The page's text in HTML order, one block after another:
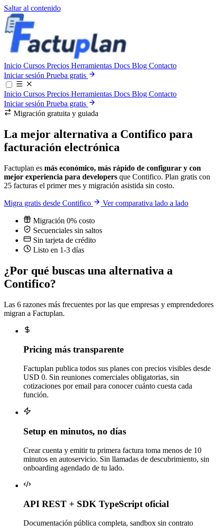
Saltar al contenido
Inicio Cursos Precios Herramientas Docs Blog Contacto
Iniciar sesión Prueba gratis
Inicio Cursos Precios Herramientas Docs Blog Contacto
Iniciar sesión Prueba gratis
Migración gratuita y guiada
La mejor alternativa a Contifico para
facturación electrónica
Factuplan es más económico, más rápido de configurar y con
mejor experiencia para developers que Contifico. Plan gratis con
25 facturas el primer mes y migración asistida sin costo.
Migra gratis desde Contifico Ver comparativa lado a lado
Migración 0% costo
Secuenciales sin saltos
Sin tarjeta de crédito
Listo en 1-3 días
¿Por qué buscas una alternativa a
Contifico?
Las 6 razones más frecuentes por las que empresas y emprendedores
migran a Factuplan.
Pricing más transparente
Factuplan publica todos sus planes con precios visibles desde
USD 0. Sin reuniones comerciales obligatorias, sin
cotizaciones por email para conocer cuánto cuesta cada
función.
Setup en minutos, no días
Crear cuenta y emitir tu primera factura toma menos de 10
minutos en autoservicio. Sin llamadas de descubrimiento, sin
onboarding agendado de tu lado.
API REST + SDK TypeScript oficial
Documentación pública completa, sandbox sin contrato